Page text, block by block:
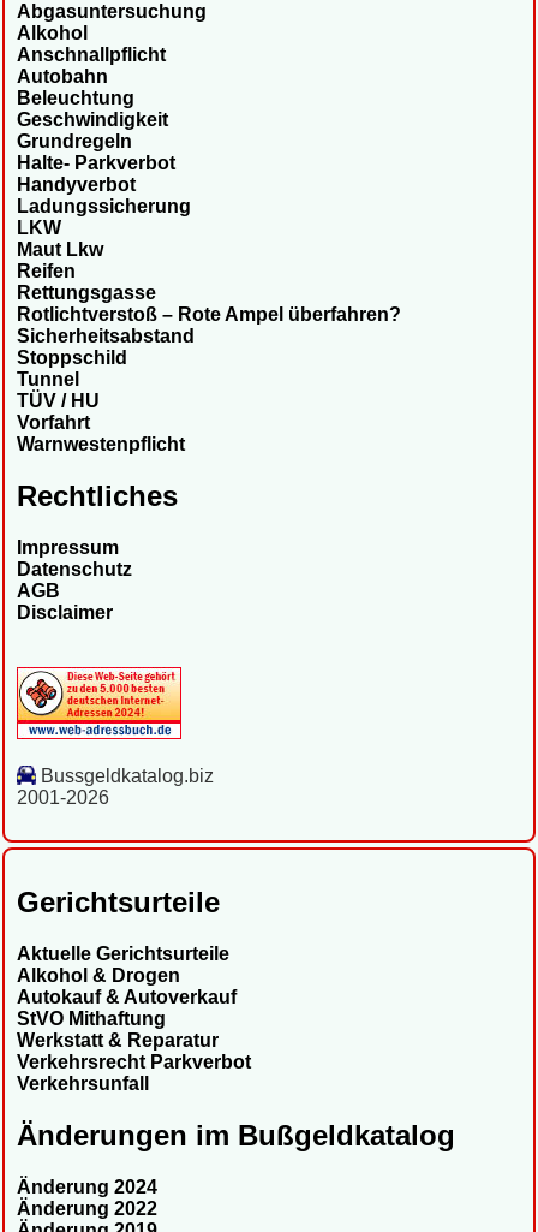
Abgasuntersuchung
Alkohol
Anschnallpflicht
Autobahn
Beleuchtung
Geschwindigkeit
Grundregeln
Halte- Parkverbot
Handyverbot
Ladungssicherung
LKW
Maut Lkw
Reifen
Rettungsgasse
Rotlichtverstoß – Rote Ampel überfahren?
Sicherheitsabstand
Stoppschild
Tunnel
TÜV / HU
Vorfahrt
Warnwestenpflicht
Rechtliches
Impressum
Datenschutz
AGB
Disclaimer
Bussgeldkatalog.biz
2001-2026
Gerichtsurteile
Aktuelle Gerichtsurteile
Alkohol & Drogen
Autokauf & Autoverkauf
StVO Mithaftung
Werkstatt & Reparatur
Verkehrsrecht Parkverbot
Verkehrsunfall
Änderungen im Bußgeldkatalog
Änderung 2024
Änderung 2022